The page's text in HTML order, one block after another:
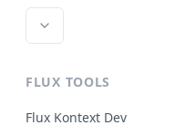
FLUX TOOLS
Flux Kontext Dev